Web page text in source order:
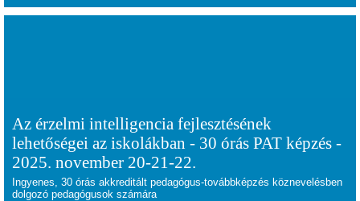
Az érzelmi intelligencia fejlesztésének
lehetőségei az iskolákban - 30 órás PAT képzés -
2025. november 20-21-22.
Ingyenes, 30 órás akkreditált pedagógus-továbbképzés köznevelésben
dolgozó pedagógusok számára